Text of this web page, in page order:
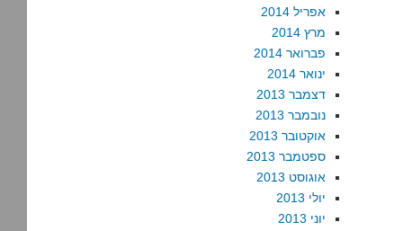
אפריל 2014
מרץ 2014
פברואר 2014
ינואר 2014
דצמבר 2013
נובמבר 2013
אוקטובר 2013
ספטמבר 2013
אוגוסט 2013
יולי 2013
יוני 2013